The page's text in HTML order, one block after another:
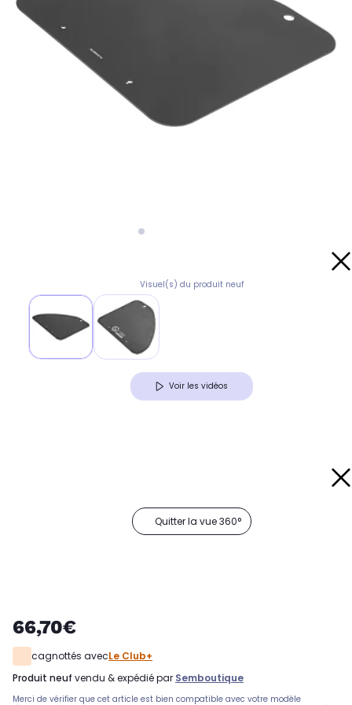
Visuel(s) du produit neuf
Voir les vidéos
Quitter la vue 360°
66,70€
cagnottés avecLe Club+
produit neuf vendu & expédié par Semboutique
Merci de vérifier que cet article est bien compatible avec votre modèle